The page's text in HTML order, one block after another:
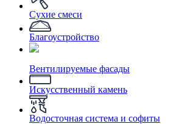
Сухие смеси
Благоустройство
Вентилируемые фасады
Искусственный камень
Водосточная система и софиты